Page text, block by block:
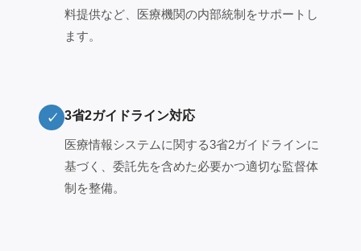
料提供など、医療機関の内部統制をサポートし
ます。
✓ 3省2ガイドライン対応
医療情報システムに関する3省2ガイドラインに
基づく、委託先を含めた必要かつ適切な監督体
制を整備。